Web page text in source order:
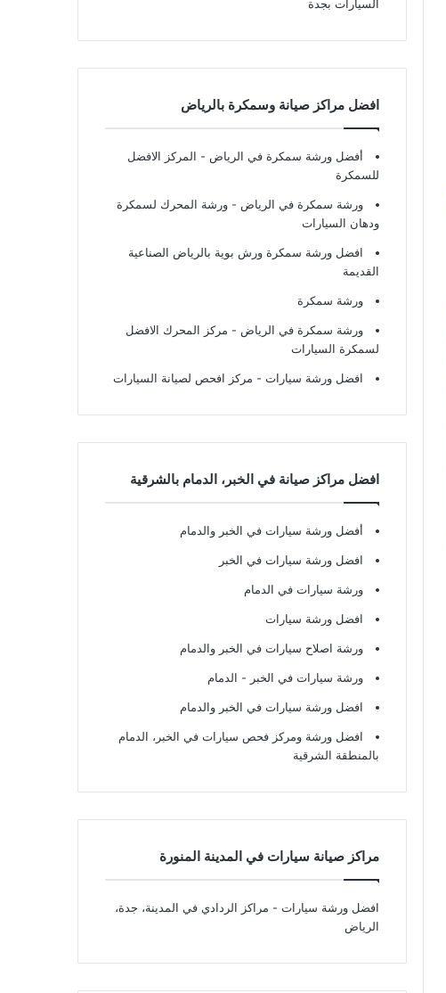
السيارات بجدة
افضل مراكز صيانة وسمكرة بالرياض
أفضل ورشة سمكرة في الرياض - المركز الافضل
للسمكرة
ورشة سمكرة في الرياض - ورشة المحرك لسمكرة
ودهان السيارات
افضل ورشة سمكرة ورش بوية بالرياض الصناعية
القديمة
ورشة سمكرة
ورشة سمكرة في الرياض - مركز المحرك الافضل
لسمكرة السيارات
افضل ورشة سيارات - مركز افحص لصيانة السيارات
افضل مراكز صيانة في الخبر، الدمام بالشرقية
أفضل ورشة سيارات في الخبر والدمام
افضل ورشة سيارات في الخبر
ورشة سيارات في الدمام
افضل ورشة سيارات
ورشة اصلاح سيارات في الخبر والدمام
ورشة سيارات في الخبر - الدمام
افضل ورشة سيارات في الخبر والدمام
افضل ورشة ومركز فحص سيارات في الخبر، الدمام
بالمنطقة الشرقية
مراكز صيانة سيارات في المدينة المنورة
افضل ورشة سيارات - مراكز الردادي في المدينة، جدة،
الرياض